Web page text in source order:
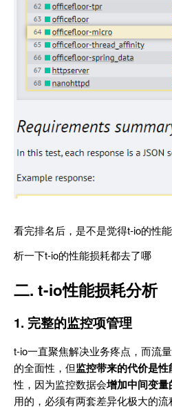
看完排名后，是不是觉得t-io的性
析一下t-io的性能损耗都去了哪
二. t-io性能损耗分析
1. 完整的监控项管理
t-io一直聚焦解决业务疼点，而流
的全面性，但监控带来的代价是
性，因为监控数据会增加中间变量
用的，必须有两套差异化极大的